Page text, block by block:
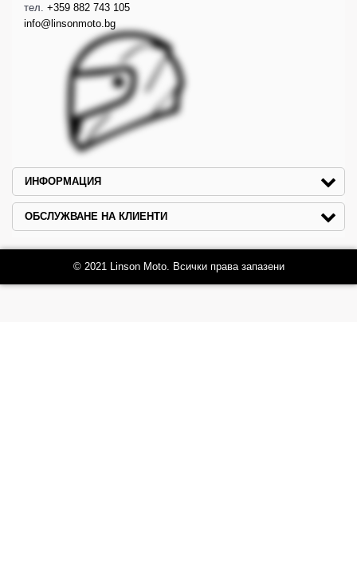
тел. +359 882 743 105
info@linsonmoto.bg
ИНФОРМАЦИЯ
ОБСЛУЖВАНЕ НА КЛИЕНТИ
© 2021 Linson Moto. Всички права запазени